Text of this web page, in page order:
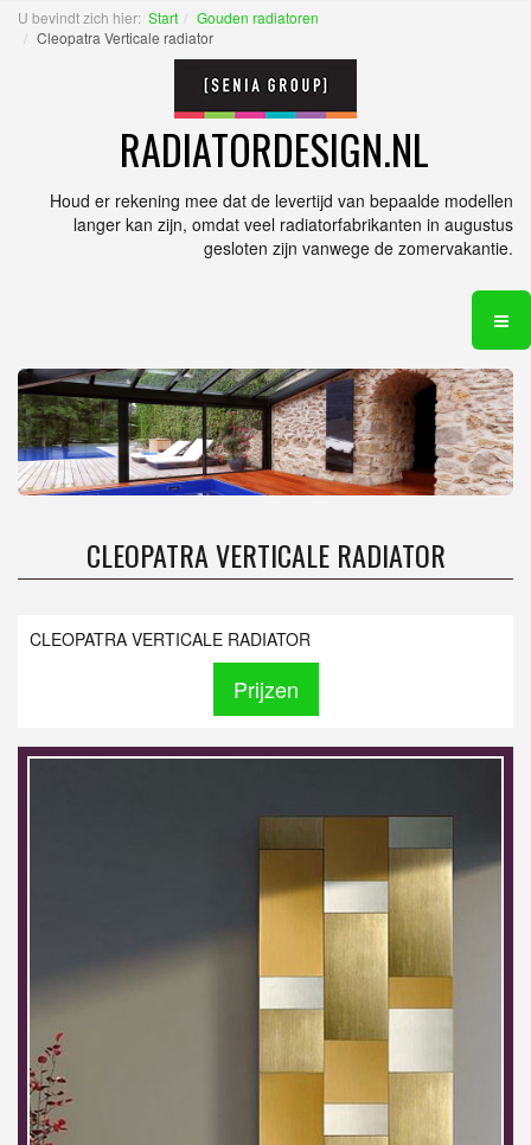
U bevindt zich hier: Start
Gouden radiatoren
Cleopatra Verticale radiator
RADIATORDESIGN.NL
Houd er rekening mee dat de levertijd van bepaalde modellen
langer kan zijn, omdat veel radiatorfabrikanten in augustus
gesloten zijn vanwege de zomervakantie.
CLEOPATRA VERTICALE RADIATOR
CLEOPATRA VERTICALE RADIATOR
Prijzen